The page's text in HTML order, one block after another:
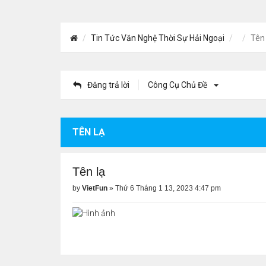
Tin Tức Văn Nghệ Thời Sự Hải Ngoại
Đăng trả lời Công Cụ Chủ Đề
TÊN LẠ
Tên lạ
by VietFun » Thứ 6 Tháng 1 13, 2023 4:47 pm